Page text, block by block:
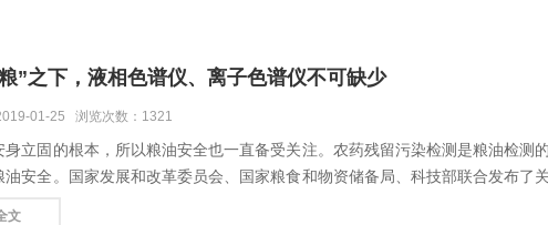
”之下，液相色谱仪、离子色谱仪不可缺少
01-25 浏览次数：1321
身立固的根本，所以粮油安全也一直备受关注。农药残留污染检测是粮油检测
油安全。国家发展和改革委员会、国家粮食和物资储备局、科技部联合发布
文